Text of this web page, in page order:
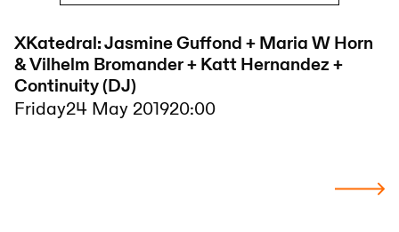
XKatedral: Jasmine Guffond + Maria W Horn
& Vilhelm Bromander + Katt Hernandez +
Continuity (DJ)
Friday24 May 201920:00